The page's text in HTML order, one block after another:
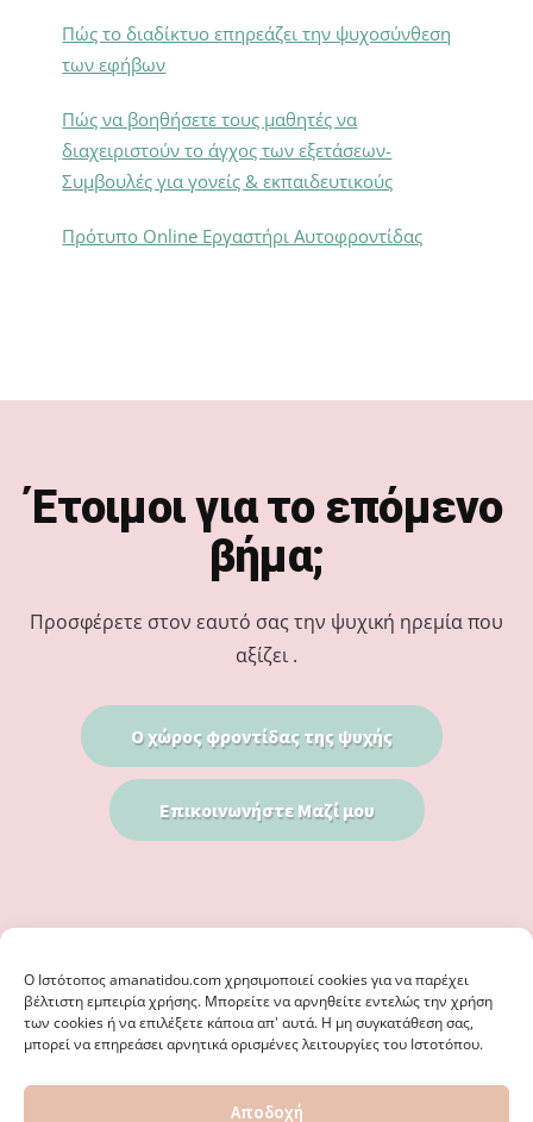
Ο Iστότοπος amanatidou.com χρησιμοποιεί cookies για να παρέχει
βέλτιστη εμπειρία χρήσης. Μπορείτε να αρνηθείτε εντελώς την χρήση
των cookies ή να επιλέξετε κάποια απ' αυτά. Η μη συγκατάθεση σας,
μπορεί να επηρεάσει αρνητικά ορισμένες λειτουργίες του Ιστοτόπου.
Αποδοχή
Πώς το διαδίκτυο επηρεάζει την ψυχοσύνθεση
των εφήβων
Πώς να βοηθήσετε τους μαθητές να
διαχειριστούν το άγχος των εξετάσεων-
Συμβουλές για γονείς & εκπαιδευτικούς
Πρότυπο Online Εργαστήρι Αυτοφροντίδας
Έτοιμοι για το επόμενο
βήμα;
Προσφέρετε στον εαυτό σας την ψυχική ηρεμία που
αξίζει .
Ο χώρος φροντίδας της ψυχής
Επικοινωνήστε Μαζί μου